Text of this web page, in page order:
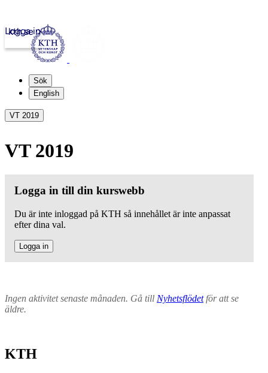
kth.se
Logga in
Sök
English
VT 2019
VT 2019
Logga in till din kurswebb
Du är inte inloggad på KTH så innehållet är inte anpassat
efter dina val.
Logga in
Ingen aktivitet senaste månaden. Gå till Nyhetsflödetför att se
äldre.
KTH